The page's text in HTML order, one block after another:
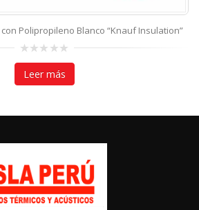
Polipropileno Blanco “Knauf Insulation”
0
out
5
Leer más